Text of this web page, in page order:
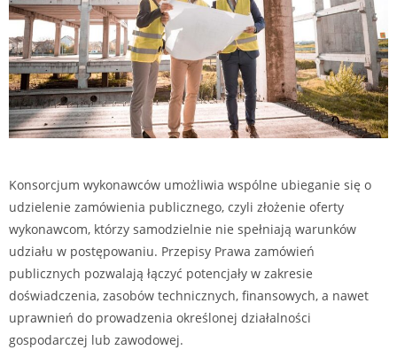
Konsorcjum wykonawców umożliwia wspólne ubieganie się o
udzielenie zamówienia publicznego, czyli złożenie oferty
wykonawcom, którzy samodzielnie nie spełniają warunków
udziału w postępowaniu. Przepisy Prawa zamówień
publicznych pozwalają łączyć potencjały w zakresie
doświadczenia, zasobów technicznych, finansowych, a nawet
uprawnień do prowadzenia określonej działalności
gospodarczej lub zawodowej.